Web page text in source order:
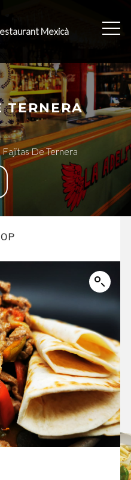
Mexicà
TERNERA
Fajitas De Ternera